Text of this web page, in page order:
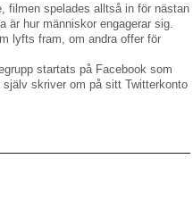
filmen spelades alltså in för nästan
är hur människor engagerar sig.
lyfts fram, om andra offer för
startats på Facebook som
skriver om på sitt Twitterkonto